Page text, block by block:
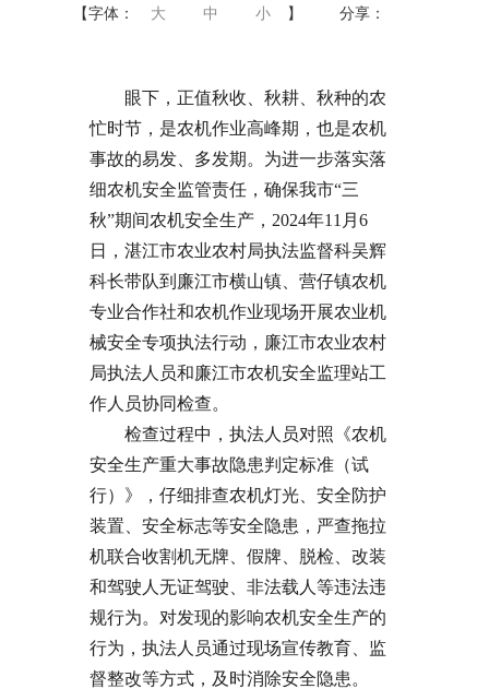
【字体：
大 中 小 】 分享：
眼下，正值秋收、秋耕、秋种的农
忙时节，是农机作业高峰期，也是农机
事故的易发、多发期。为进一步落实落
细农机安全监管责任，确保我市“三
秋”期间农机安全生产，2024年11月6
日，湛江市农业农村局执法监督科吴辉
科长带队到廉江市横山镇、营仔镇农机
专业合作社和农机作业现场开展农业机
械安全专项执法行动，廉江市农业农村
局执法人员和廉江市农机安全监理站工
作人员协同检查。
检查过程中，执法人员对照《农机
安全生产重大事故隐患判定标准（试
行）》，仔细排查农机灯光、安全防护
装置、安全标志等安全隐患，严查拖拉
机联合收割机无牌、假牌、脱检、改装
和驾驶人无证驾驶、非法载人等违法违
规行为。对发现的影响农机安全生产的
行为，执法人员通过现场宣传教育、监
督整改等方式，及时消除安全隐患。